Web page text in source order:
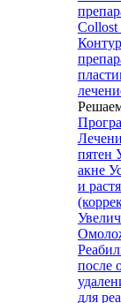
Collost
пятен
акне
и
после
для